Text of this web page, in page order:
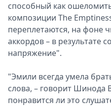
способный как
композиции The
переплетаются, на фоне
аккордов – в результате
напряжение".
"Эмили всегда умела
слова, – говорит Шинода
понравится ли это